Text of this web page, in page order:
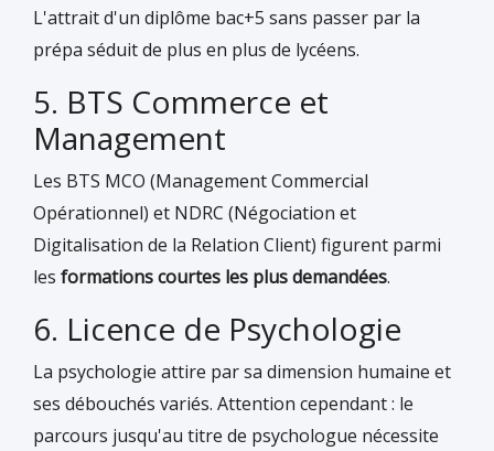
L'attrait d'un diplôme bac+5 sans passer par la
prépa séduit de plus en plus de lycéens.
5. BTS Commerce et
Management
Les BTS MCO (Management Commercial
Opérationnel) et NDRC (Négociation et
Digitalisation de la Relation Client) figurent parmi
les formations courtes les plus demandées.
6. Licence de Psychologie
La psychologie attire par sa dimension humaine et
ses débouchés variés. Attention cependant : le
parcours jusqu'au titre de psychologue nécessite